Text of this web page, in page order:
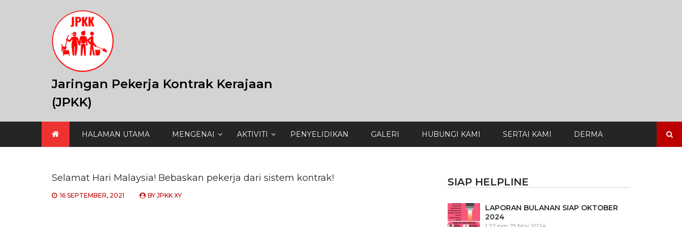
Jaringan Pekerja Kontrak Kerajaan
(JPKK)
HALAMAN UTAMA MENGENAI AKTIVITI PENYELIDIKAN GALERI HUBUNGI KAMI SERTAI KAMI DERMA
for:
Selamat Hari Malaysia! Bebaskan pekerja dari sistem kontrak!
16 SEPTEMBER, 2021 BYJPKK XY
SIAP HELPLINE
LAPORAN BULANAN SIAP OKTOBER
2024